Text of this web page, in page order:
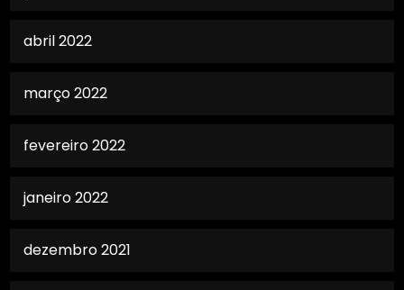
abril 2022
março 2022
fevereiro 2022
janeiro 2022
dezembro 2021